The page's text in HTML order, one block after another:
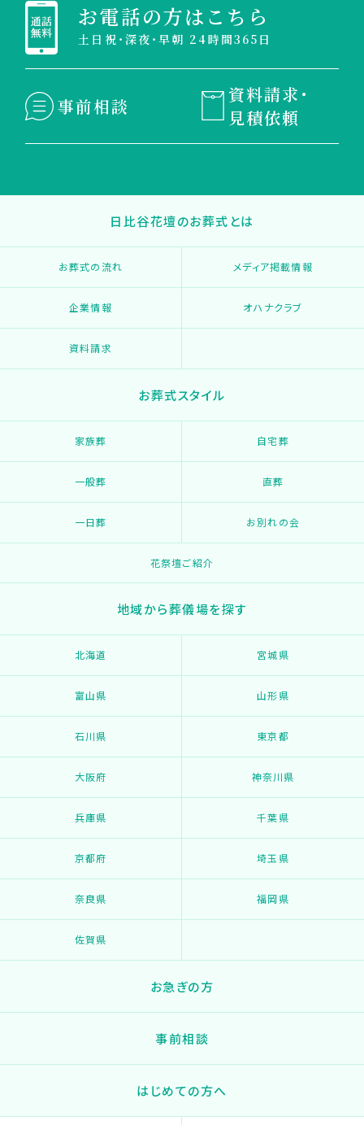
お電話の方はこちら
土日祝・深夜・早朝 24時間365日
事前相談
資料請求・
見積依頼
日比谷花壇のお葬式とは
お葬式の流れ メディア掲載情報
企業情報 オハナクラブ
資料請求
お葬式スタイル
家族葬 自宅葬
一般葬 直葬
一日葬 お別れの会
花祭壇ご紹介
地域から葬儀場を探す
北海道 宮城県
富山県 山形県
石川県 東京都
大阪府 神奈川県
兵庫県 千葉県
京都府 埼玉県
奈良県 福岡県
佐賀県
お急ぎの方
事前相談
はじめての方へ